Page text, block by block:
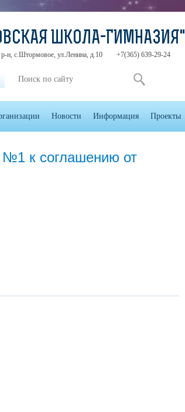
№1 к соглашению от
ШКОЛА-ГИМНАЗИЯ"
н, с.Штормовое, ул.Ленина, д.10 +7(365) 639-29-24
Новости Информация Проекты